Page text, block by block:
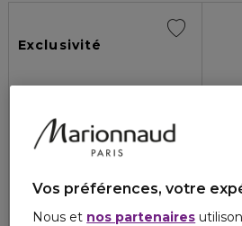
Exclusivité
Vos préférences, votre
Nous et nos partenaires